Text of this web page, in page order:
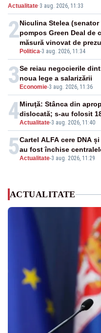
Actualitate·3 aug. 2026, 11:33
2
Politica-3 aug. 2026, 11:34
Niculina Stelea
pompos Green Deal de
măsură vinovat de
3 Economie-3 aug. 2026, 11:36
Se reiau negocierile
noua lege a salarizării
4Actualitate-3 aug. 2026, 11:40
Miruţă: Stânca din
dislocată; s-au folosit
5Actualitate-3 aug. 2026, 11:29
Cartel ALFA cere DNA
au fost închise
ACTUALITATE